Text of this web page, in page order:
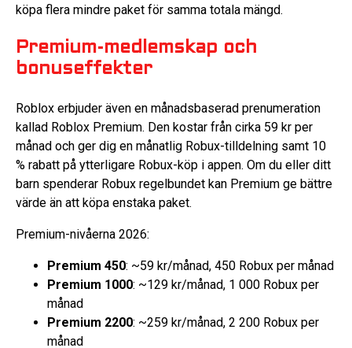
köpa flera mindre paket för samma totala mängd.
Premium-medlemskap och
bonuseffekter
Roblox erbjuder även en månadsbaserad prenumeration
kallad Roblox Premium. Den kostar från cirka 59 kr per
månad och ger dig en månatlig Robux-tilldelning samt 10
% rabatt på ytterligare Robux-köp i appen. Om du eller ditt
barn spenderar Robux regelbundet kan Premium ge bättre
värde än att köpa enstaka paket.
Premium-nivåerna 2026:
Premium 450: ~59 kr/månad, 450 Robux per månad
Premium 1000: ~129 kr/månad, 1 000 Robux per
månad
Premium 2200: ~259 kr/månad, 2 200 Robux per
månad